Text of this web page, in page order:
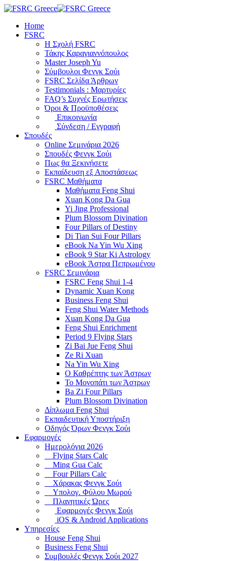
Skip
contentHome
FSRC
Η Σχολή FSRC
Τάκης Καραγιαννόπουλος
Master Joseph Yu
Σύμβουλοι Φενγκ Σούι
FSRC Σελίδα Άρθρων
Testimonials : Μαρτυρίες
FAQ’s Συχνές Ερωτήσεις
Όροι & Προϋποθέσεις
Επικοινωνία
Σύνδεση / Εγγραφή
Σπουδές
Online Σεμινάρια 2026
Σπουδές Φενγκ Σούι
Πως θα Ξεκινήσετε
Εκπαίδευση εξ Αποστάσεως
FSRC Μαθήματα
Μαθήματα Feng Shui
Xuan Kong Da Gua
Yi Jing Professional
Plum Blossom Divination
Four Pillars of Destiny
Di Tian Sui Four Pillars
eBook Na Yin Wu Xing
eBook 9 Star Ki Astrology
eBook Άστρα Πεπρωμένου
FSRC Σεμινάρια
FSRC Feng Shui 1-4
Dynamic Xuan Kong
Business Feng Shui
Feng Shui Water Methods
Xuan Kong Da Gua
Feng Shui Enrichment
Period 9 Flying Stars
Zi Bai Jue Feng Shui
Ze Ri Xuan
Na Yin Wu Xing
Ο Καθρέπτης των Άστρων
Το Μονοπάτι των Άστρων
Ba Zi Four Pillars
Plum Blossom Divination
Δίπλωμα Feng Shui
Εκπαιδευτική Υποστήριξη
Οδηγός Όρων Φενγκ Σούι
Εφαρμογές
Ημερολόγια 2026
Flying Stars Calc
Ming Gua Calc
Four Pillars Calc
Χάρακας Φενγκ Σούι
Υπολογ. Φύλου Μωρού
Πλανητικές Ώρες
Εφαρμογές Φενγκ Σούι
iOS & Android Applications
Υπηρεσίες
House Feng Shui
Business Feng Shui
Συμβουλές Φενγκ Σούι 2027